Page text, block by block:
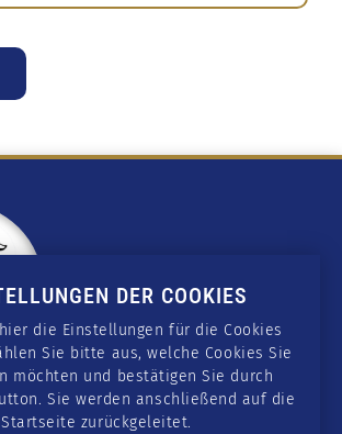
DER COOKIES
die Einstellungen für die Cookies
Sie bitte aus, welche Cookies Sie
möchten und bestätigen Sie durch
Sie werden anschließend auf die
Startseite zurückgeleitet.